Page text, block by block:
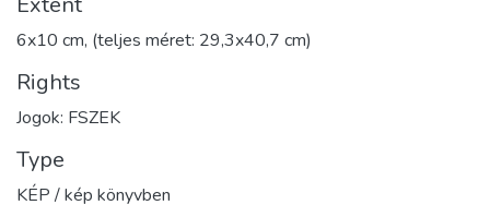
6x10 cm, (teljes méret: 29,3x40,7 cm)
Rights
Jogok: FSZEK
Type
KÉP / kép könyvben